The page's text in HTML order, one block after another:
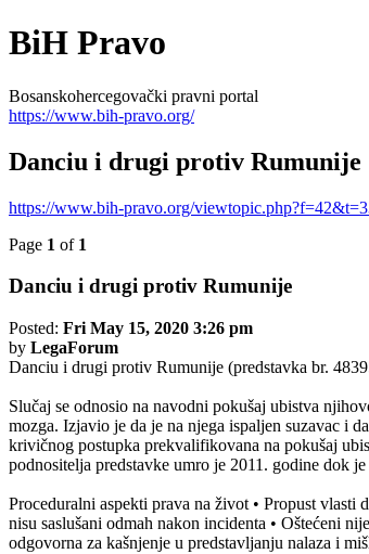
BiH Pravo
Bosanskohercegovački pravni portal
https://www.bih-pravo.org/
Danciu i drugi protiv Rumunije
https://www.bih-pravo.org/
Page 1 of 1
Danciu i drugi protiv Rumunije
Posted: Fri May 15, 2020 3:26 pm
by LegaForum
Danciu i drugi protiv Rumunije (predstavka br.
Slučaj se odnosio na navodni pokušaj ubistva
mozga. Izjavio je da je na njega ispaljen suzavac i
krivičnog postupka prekvalifikovana na pokušaj
podnositelja predstavke umro je 2011. godine dok
Proceduralni aspekti prava na život • Propust vlasti
nisu saslušani odmah nakon incidenta • Oštećeni
odgovorna za kašnjenje u predstavljanju nalaza i